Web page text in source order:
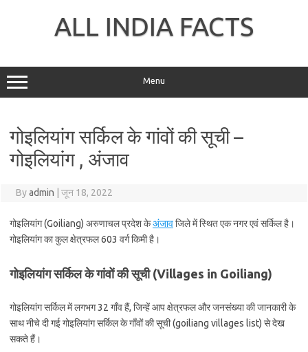
ALL INDIA FACTS
Menu
गोइलियांग सर्किल के गांवों की सूची –
गोइलियांग , अंजाव
Byadmin जून 18, 2022
गोइलियांग (Goiliang) अरुणाचल प्रदेश केअंजावजिले में स्थित एक नगर एवं सर्किल है।
गोइलियांग का कुल क्षेत्रफल 603 वर्ग किमी है।
गोइलियांग सर्किल के गांवों की सूची (Villages in Goiliang)
गोइलियांग सर्किल में लगभग 32 गाँव हैं, जिन्हें आप क्षेत्रफल और जनसंख्या की जानकारी के
साथ नीचे दी गई गोइलियांग सर्किल के गाँवों की सूची (goiliang villages list) से देख
सकते हैं।